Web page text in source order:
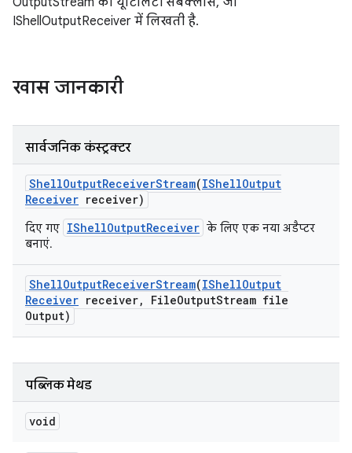
IShellOutputReceiver में लिखती है.
खास जानकारी
सार्वजनिक कंस्ट्रक्टर
ShellOutputReceiverStream(IShellOutput
Receiver receiver)
दिए गए IShellOutputReceiver के लिए एक नया अडैप्टर
बनाएं.
ShellOutputReceiverStream(IShellOutput
Receiver receiver, FileOutputStream file
Output)
पब्लिक मेथड
void